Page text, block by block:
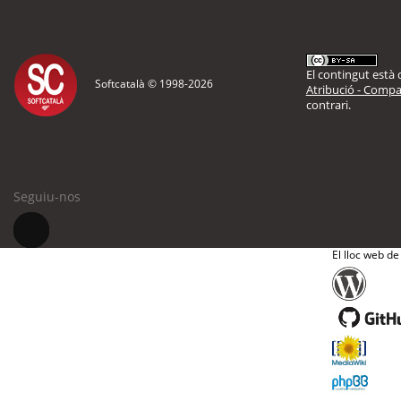
Softcatalà © 1998-2026
El contingut està
Atribució -
contrari.
Seguiu-nos
El lloc web